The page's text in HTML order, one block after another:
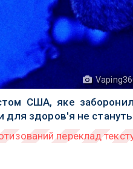
США, яке
для здоров'я не